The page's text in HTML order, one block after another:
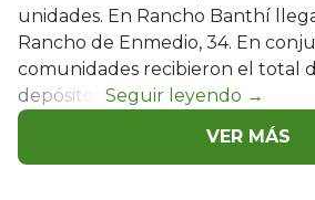
unidades. En Rancho Banthí
Rancho de Enmedio, 34. En
comunidades recibieron el total
depósitos.
VER MÁS